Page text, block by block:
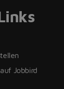
Jobbird